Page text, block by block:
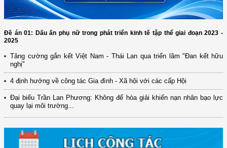
Đề án 01: Dấu ấn phụ nữ trong phát triển kinh tế tập thể giai đoạn 2023 -
2025
Tăng cường gắn kết Việt Nam - Thái Lan qua triển lãm "Đan kết hữu
nghị"
4 định hướng về công tác Gia đình - Xã hội với các cấp Hội
Đại biểu Trần Lan Phương: Không để hòa giải khiến nạn nhân bạo lực
quay lại môi trường...
(12/TB-HĐKH) V/v đăng ký, đề xuất nhiệm vụ Khoa học, công nghệ và
đổi mới ...
(898/KH/ĐCT) Kế hoạch thực hiện Quyết định số 2415/QĐ-TTg ngày
31/10/2025 ...
(417/QĐ-BNNMT) Quyết định phê duyệt Chương trình mục tiêu quốc gia
xây dựng ...
(891/KH-ĐCT) Kế hoạch thực hiện Nghị quyết số 72-NQ/TW ngày
9/9/2025 của Bộ ...